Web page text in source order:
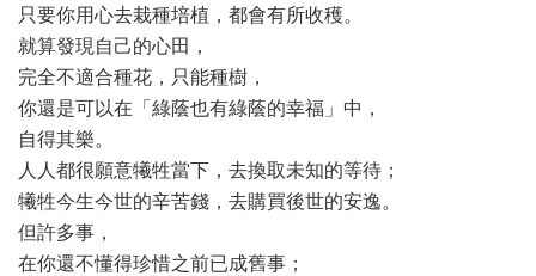
只要你用心去栽種培植，都會有所收穫。
就算發現自己的心田，
完全不適合種花，只能種樹，
你還是可以在「綠蔭也有綠蔭的幸福」中，
自得其樂。
人人都很願意犧牲當下，去換取未知的等待；
犧牲今生今世的辛苦錢，去購買後世的安逸。
但許多事，
在你還不懂得珍惜之前已成舊事；